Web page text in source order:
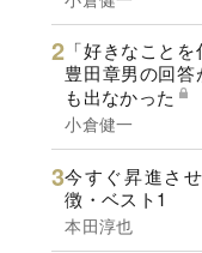
「好きなこと
豊田章男の回
も出なかった
小倉健一
今すぐ昇進さ
徴・ベスト1
本田淳也